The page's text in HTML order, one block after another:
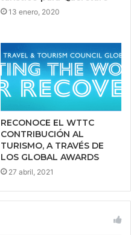
13 enero, 2020
RECONOCE EL WTTC
CONTRIBUCIÓN AL
TURISMO, A TRAVÉS DE
LOS GLOBAL AWARDS
27 abril, 2021